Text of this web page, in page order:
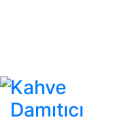
Kahve
Damıtıcı